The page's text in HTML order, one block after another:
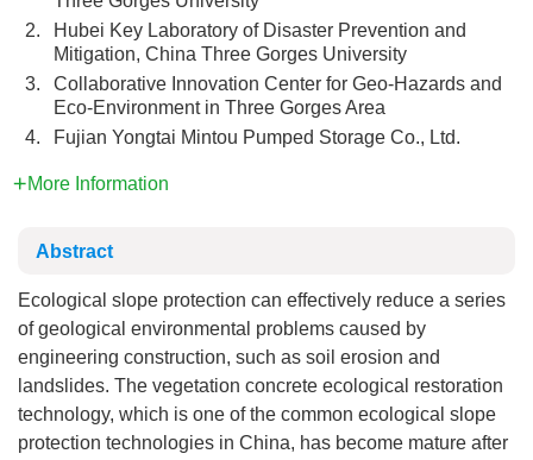
2.
Hubei Key Laboratory of Disaster Prevention and
Mitigation, China Three Gorges University
3.
Collaborative Innovation Center for Geo-Hazards and
Eco-Environment in Three Gorges Area
4.
Fujian Yongtai Mintou Pumped Storage Co., Ltd.
More Information
Abstract
Ecological slope protection can effectively reduce a series
of geological environmental problems caused by
engineering construction, such as soil erosion and
landslides. The vegetation concrete ecological restoration
technology, which is one of the common ecological slope
protection technologies in China, has become mature after